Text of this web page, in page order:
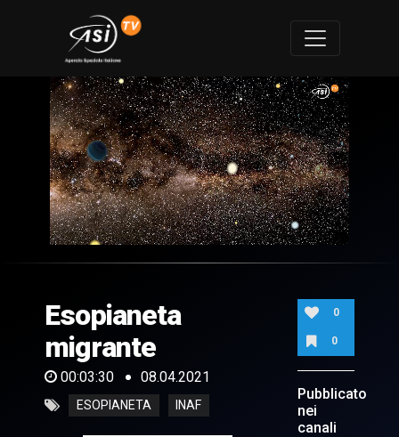
of
30
seconds
Esopianeta
migrante
00:03:30 08.04.2021
ESOPIANETA INAF
0
0
Pubblicato
nei
canali